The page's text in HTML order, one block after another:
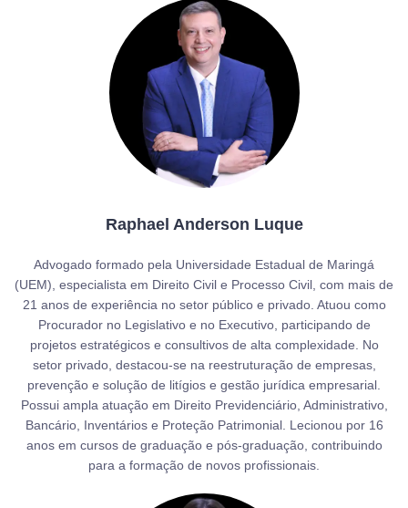
Raphael Anderson Luque
Advogado formado pela Universidade Estadual de Maringá
(UEM), especialista em Direito Civil e Processo Civil, com mais de
21 anos de experiência no setor público e privado. Atuou como
Procurador no Legislativo e no Executivo, participando de
projetos estratégicos e consultivos de alta complexidade. No
setor privado, destacou-se na reestruturação de empresas,
prevenção e solução de litígios e gestão jurídica empresarial.
Possui ampla atuação em Direito Previdenciário, Administrativo,
Bancário, Inventários e Proteção Patrimonial. Lecionou por 16
anos em cursos de graduação e pós-graduação, contribuindo
para a formação de novos profissionais.